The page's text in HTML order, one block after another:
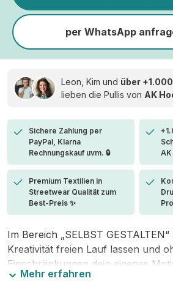
per WhatsApp
Leon, Kim und über
lieben die Pullis von AK
Sichere Zahlung per
PayPal, Klarna
Rechnungskauf uvm. 🔒
Premium Textilien in
Streetwear Qualität zum
Best-Preis ✨
Im Bereich „SELBST
Kreativität freien Lauf lassen und
Einschränkungen dein eigenes
Mehr erfahren